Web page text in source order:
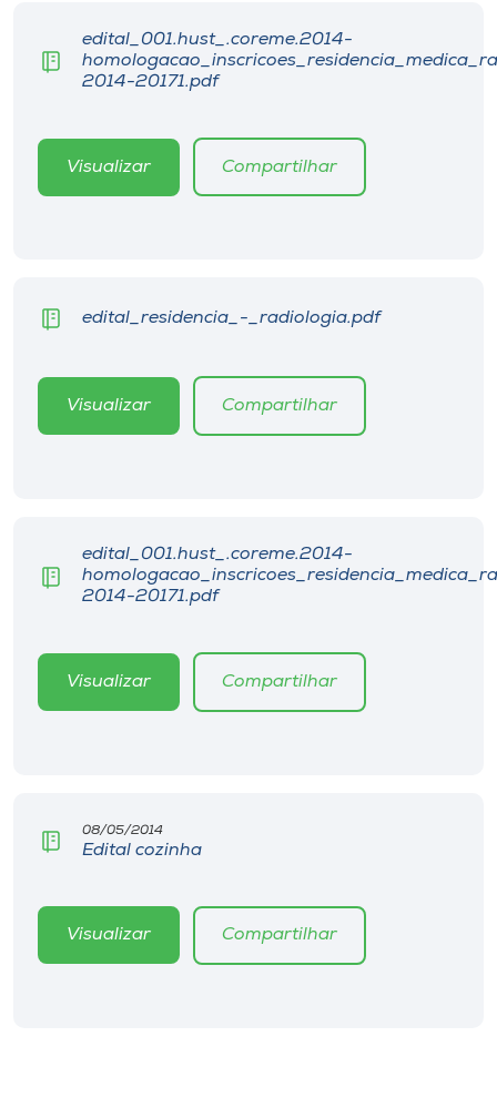
Unoesc
Store
Selecione
o idioma
edital_001.hust_.coreme.2014-
2014-20171.pdf
Visualizar Compartilhar
edital_residencia_-_radiologia.pdf
Visualizar Compartilhar
edital_001.hust_.coreme.2014-
2014-20171.pdf
Visualizar Compartilhar
08/05/2014
Edital cozinha
Visualizar Compartilhar